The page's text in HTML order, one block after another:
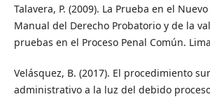
Talavera, P. (2009). La Prueba en el
Manual del Derecho Probatorio y de la
pruebas en el Proceso Penal Común.
Velásquez, B. (2017). El procedimiento
administrativo a la luz del debido